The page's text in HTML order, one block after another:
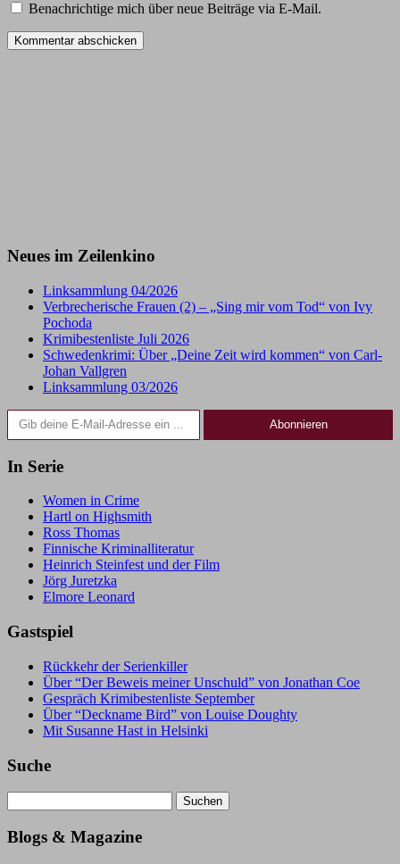
Benachrichtige mich über neue Beiträge via E-Mail.
Neues im Zeilenkino
Linksammlung 04/2026
Verbrecherische Frauen (2) – „Sing mir vom Tod“ von Ivy
Pochoda
Krimibestenliste Juli 2026
Schwedenkrimi: Über „Deine Zeit wird kommen“ von Carl-
Johan Vallgren
Linksammlung 03/2026
Gib deine E-Mail-Adresse ein ...
Abonnieren
In Serie
Women in Crime
Hartl on Highsmith
Ross Thomas
Finnische Kriminalliteratur
Heinrich Steinfest und der Film
Jörg Juretzka
Elmore Leonard
Gastspiel
Rückkehr der Serienkiller
Über “Der Beweis meiner Unschuld” von Jonathan Coe
Gespräch Krimibestenliste September
Über “Deckname Bird” von Louise Doughty
Mit Susanne Hast in Helsinki
Suche
nach:
Blogs & Magazine